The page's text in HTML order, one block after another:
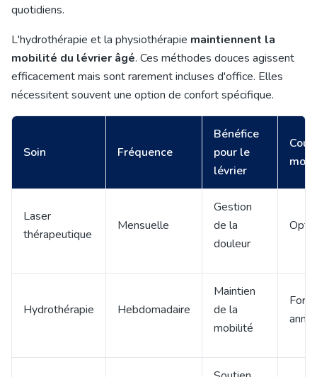
quotidiens.
L'hydrothérapie et la physiothérapie maintiennent la
mobilité du lévrier âgé. Ces méthodes douces agissent
efficacement mais sont rarement incluses d'office. Elles
nécessitent souvent une option de confort spécifique.
Soin Fréquence
Bénéfice
pour le
lévrier
Laser
thérapeutique
Mensuelle
Gestion
de la
douleur
Hydrothérapie Hebdomadaire
Maintien
de la
mobilité